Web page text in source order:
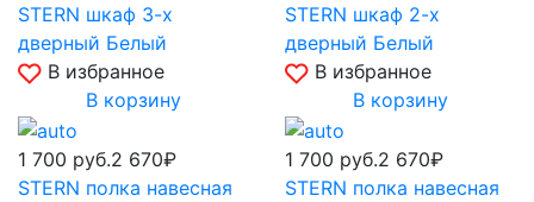
STERN шкаф 3-х
дверный Белый
В избранное
В корзину
STERN шкаф 2-х
дверный Белый
В избранное
В корзину
1 700 руб.2 670₽
STERN полка навесная
1 700 руб.2 670₽
STERN полка навесная